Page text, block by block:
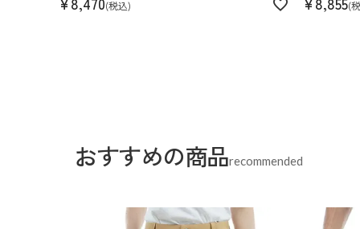
税込
おすすめの商品recommended